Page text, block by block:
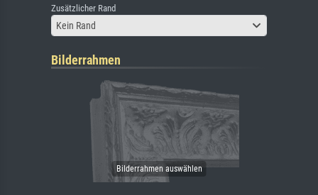
Zusätzlicher Rand
Kein Rand
Bilderrahmen